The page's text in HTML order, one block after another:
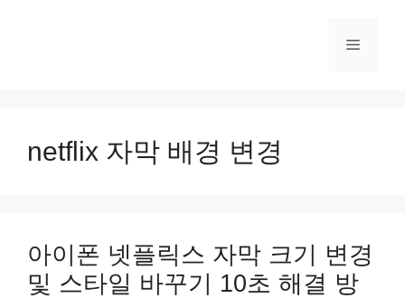
메
netflix 자막 배경 변경
아이폰 넷플릭스 자막 크기 변경
및 스타일 바꾸기 10초 해결 방